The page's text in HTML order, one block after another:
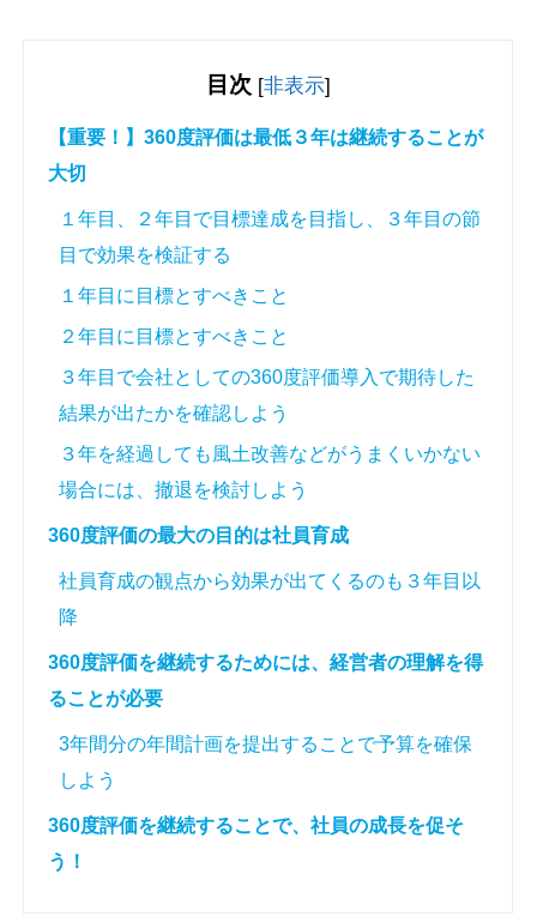
目次 [非表示]
【重要！】360度評価は最低３年は継続することが
大切
１年目、２年目で目標達成を目指し、３年目の節
目で効果を検証する
１年目に目標とすべきこと
２年目に目標とすべきこと
３年目で会社としての360度評価導入で期待した
結果が出たかを確認しよう
３年を経過しても風土改善などがうまくいかない
場合には、撤退を検討しよう
360度評価の最大の目的は社員育成
社員育成の観点から効果が出てくるのも３年目以
降
360度評価を継続するためには、経営者の理解を得
ることが必要
3年間分の年間計画を提出することで予算を確保
しよう
360度評価を継続することで、社員の成長を促そ
う！